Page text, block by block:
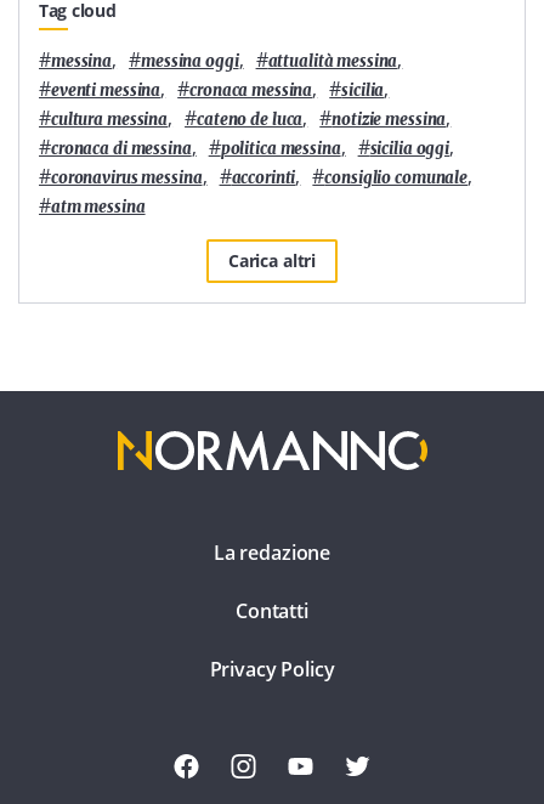
Tag cloud
#messina, #messina oggi, #attualità messina,
#eventi messina, #cronaca messina, #sicilia,
#cultura messina, #cateno de luca, #notizie messina,
#cronaca di messina, #politica messina, #sicilia oggi,
#coronavirus messina, #accorinti, #consiglio comunale,
#atm messina
Carica altri
La redazione
Contatti
Privacy Policy